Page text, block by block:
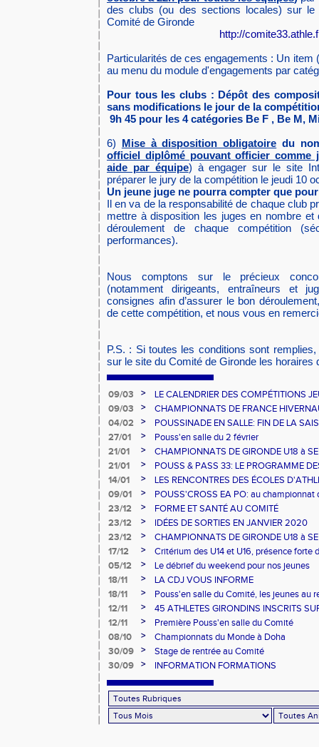
des clubs (ou des sections locales) sur le
Comité de Gironde
http://
Particularités de ces engagements : Un item
au menu du module d'engagements par
Pour tous les clubs : Dépôt des
sans modifications le jour de la
9h 45 pour les 4 catégories Be F , Be M,
6) Mise à disposition obligatoire du
officiel diplômé pouvant officier comme
aide par équipe) à engager sur le site
préparer le jury de la compétition le jeudi 10
Un jeune juge ne pourra compter que
Il en va de la responsabilité de chaque club
mettre à disposition les juges en nombre et
déroulement de chaque compétition
performances).
Nous comptons sur le précieux
(notamment dirigeants, entraîneurs et
consignes afin d’assurer le bon
de cette compétition, et nous vous en
P.S. : Si toutes les conditions sont
sur le site du Comité de Gironde les horaires
09/03 >
LE CALENDRIER DES COMPÉTITIONS
09/03
>
CHAMPIONNATS DE FRANCE
qui sont montés sur la boite
04/02 >
POUSSINADE EN SALLE: FIN DE LA
JEUNES POUSSES
27/01 >
Pouss'en salle du 2 février
21/01
>
CHAMPIONNATS DE GIRONDE U18 à
département
21/01 >
POUSS & PASS 33: LE PROGRAMME
14/01
>
LES RENCONTRES DES ÉCOLES
2020
09/01 >
POUSS'CROSS EA PO: au championnat
23/12
>
FORME ET SANTÉ AU COMITÉ
23/12
>
IDÉES DE SORTIES EN JANVIER 2020
23/12
>
CHAMPIONNATS DE GIRONDE U18 à SE
17/12
>
Critérium des U14 et U16, présence forte
05/12
>
Le débrief du weekend pour nos jeunes
18/11
>
LA CDJ VOUS INFORME
18/11
>
Pouss'en salle du Comité, les jeunes au
12/11
>
45 ATHLETES GIRONDINS INSCRITS
12/11
>
Première Pouss'en salle du Comité
08/10
>
Championnats du Monde à Doha
30/09
>
Stage de rentrée au Comité
30/09
> INFORMATION FORMATIONS